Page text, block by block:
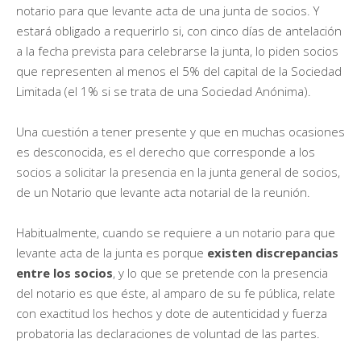
notario para que levante acta de una junta de socios. Y
estará obligado a requerirlo si, con cinco días de antelación
a la fecha prevista para celebrarse la junta, lo piden socios
que representen al menos el 5% del capital de la Sociedad
Limitada (el 1% si se trata de una Sociedad Anónima).
Una cuestión a tener presente y que en muchas ocasiones
es desconocida, es el derecho que corresponde a los
socios a solicitar la presencia en la junta general de socios,
de un Notario que levante acta notarial de la reunión.
Habitualmente, cuando se requiere a un notario para que
levante acta de la junta es porque existen discrepancias
entre los socios, y lo que se pretende con la presencia
del notario es que éste, al amparo de su fe pública, relate
con exactitud los hechos y dote de autenticidad y fuerza
probatoria las declaraciones de voluntad de las partes.